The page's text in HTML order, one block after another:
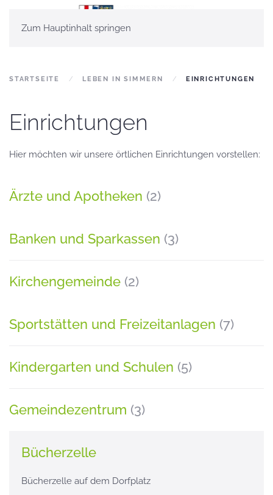
Zum Hauptinhalt springen
STARTSEITE LEBEN IN SIMMERN EINRICHTUNGEN
Einrichtungen
Hier möchten wir unsere örtlichen Einrichtungen vorstellen:
Ärzte und Apotheken (2)
Banken und Sparkassen (3)
Kirchengemeinde (2)
Sportstätten und Freizeitanlagen (7)
Kindergarten und Schulen (5)
Gemeindezentrum (3)
Bücherzelle
Bücherzelle auf dem Dorfplatz